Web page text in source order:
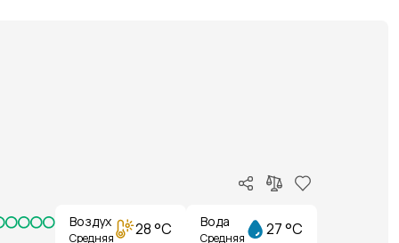
Воздух
Средняя 28 °C Вода
Средняя 27 °C